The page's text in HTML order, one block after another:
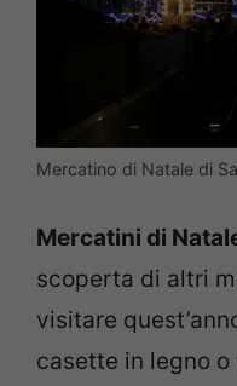
Mercatino di Natale di
Mercatini di
scoperta di altri
visitare
casette in legno